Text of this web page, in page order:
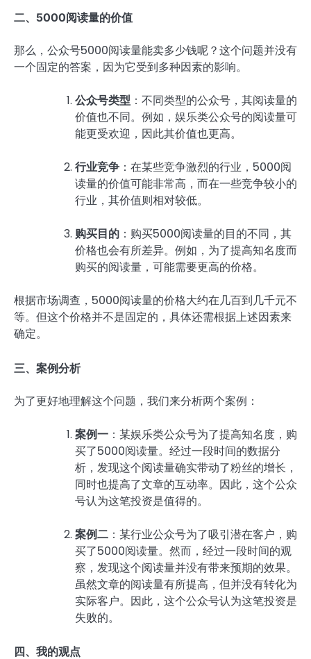
二、5000阅读量的价值
那么，公众号5000阅读量能卖多少钱呢？这个问题并没有
一个固定的答案，因为它受到多种因素的影响。
公众号类型 ：不同类型的公众号，其阅读量的
价值也不同。例如，娱乐类公众号的阅读量可
能更受欢迎，因此其价值也更高。
行业竞争 ：在某些竞争激烈的行业，5000阅
读量的价值可能非常高，而在一些竞争较小的
行业，其价值则相对较低。
购买目的 ：购买5000阅读量的目的不同，其
价格也会有所差异。例如，为了提高知名度而
购买的阅读量，可能需要更高的价格。
根据市场调查，5000阅读量的价格大约在几百到几千元不
等。但这个价格并不是固定的，具体还需根据上述因素来
确定。
三、案例分析
为了更好地理解这个问题，我们来分析两个案例：
案例一 ：某娱乐类公众号为了提高知名度，购
买了5000阅读量。经过一段时间的数据分
析，发现这个阅读量确实带动了粉丝的增长，
同时也提高了文章的互动率。因此，这个公众
号认为这笔投资是值得的。
案例二 ：某行业公众号为了吸引潜在客户，购
买了5000阅读量。然而，经过一段时间的观
察，发现这个阅读量并没有带来预期的效果。
虽然文章的阅读量有所提高，但并没有转化为
实际客户。因此，这个公众号认为这笔投资是
失败的。
四、我的观点